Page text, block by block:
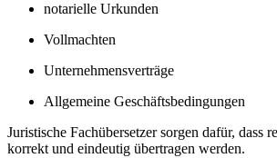
notarielle Urkunden
Vollmachten
Unternehmensverträge
Allgemeine Geschäftsbedingungen
Juristische Fachübersetzer sorgen dafür, dass
korrekt und eindeutig übertragen werden.